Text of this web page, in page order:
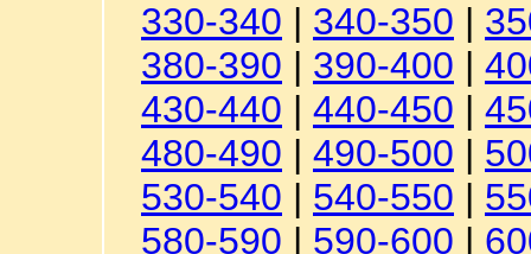
330-340 | 340-350 |
380-390 | 390-400 |
430-440 | 440-450 |
480-490 | 490-500 |
530-540 | 540-550 |
580-590 | 590-600 |